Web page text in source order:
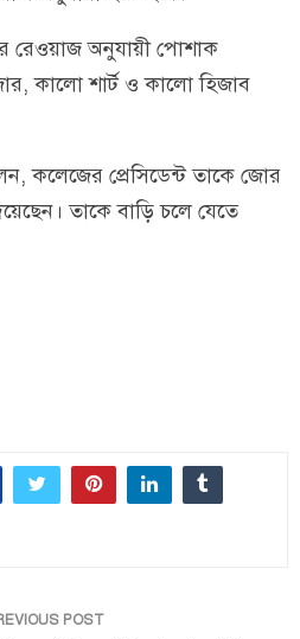
রেওয়াজ অনুযায়ী পোশাক
কালো শার্ট ও কালো হিজাব
কলেজের প্রেসিডেন্ট তাকে জোর
তাকে বাড়ি চলে যেতে
POST